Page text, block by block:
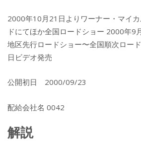
2000年10月21日よりワーナー・マイ
ドにてほか全国ロードショー 2000年9
地区先行ロードショー〜全国順次ロー
日ビデオ発売
公開初日 2000/09/23
配給会社名 0042
解説